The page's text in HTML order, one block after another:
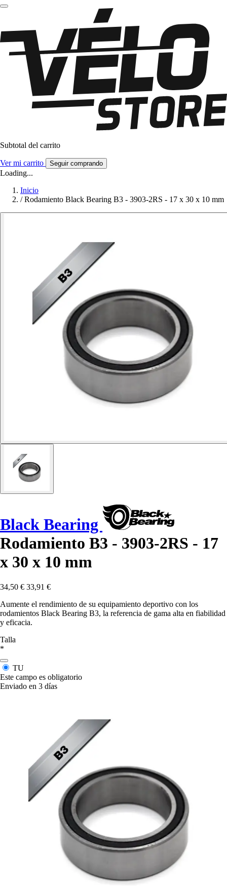
Subtotal del carrito
Ver mi carrito Seguir comprando
Loading...
Inicio
/ Rodamiento Black Bearing B3 - 3903-2RS - 17 x 30 x 10 mm
Black Bearing
Rodamiento B3 - 3903-2RS - 17
x 30 x 10 mm
34,50 € 33,91 €
Aumente el rendimiento de su equipamiento deportivo con los
rodamientos Black Bearing B3, la referencia de gama alta en fiabilidad
y eficacia.
Talla
*
TU
Este campo es obligatorio
Enviado en 3 días